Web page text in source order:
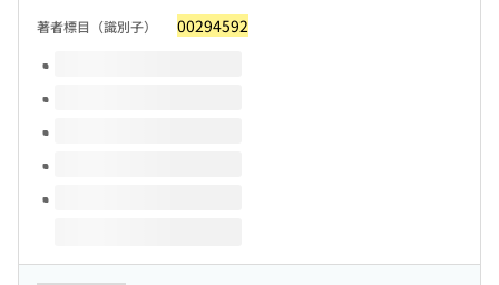
著者標目（識別子） 00294592
このタイトルの巻号